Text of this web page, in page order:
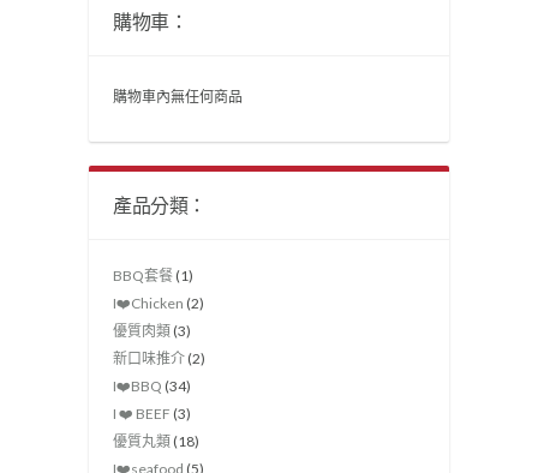
購物車：
購物車內無任何商品
產品分類：
BBQ套餐 (1)
I❤️Chicken (2)
優質肉類 (3)
新口味推介 (2)
I❤️‍BBQ (34)
I ❤️ BEEF (3)
優質丸類 (18)
I❤️seafood (5)